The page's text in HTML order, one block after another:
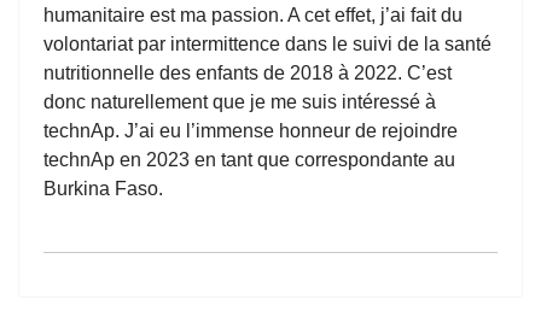
humanitaire est ma passion. A cet effet, j’ai fait du
volontariat par intermittence dans le suivi de la santé
nutritionnelle des enfants de 2018 à 2022. C’est
donc naturellement que je me suis intéressé à
technAp. J’ai eu l’immense honneur de rejoindre
technAp en 2023 en tant que correspondante au
Burkina Faso.